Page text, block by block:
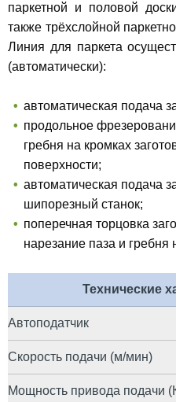
паркетной и половой
также трёхслойной
Линия для паркета
(автоматически):
автоматическая подача
продольное
гребня на кромках
поверхности;
автоматическая подача
шипорезный станок;
поперечная торцовка
нарезание паза и гребня
Технические
Автоподатчик
Скорость подачи (м/мин)
Мощность привода подачи